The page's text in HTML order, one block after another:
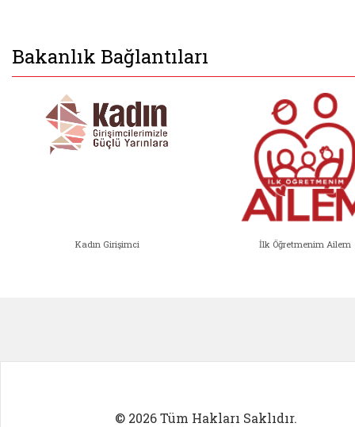
Bakanlık Bağlantıları
Kadın Girişimci İlk Öğretmenim Ailem
© 2026 Tüm Hakları Saklıdır.